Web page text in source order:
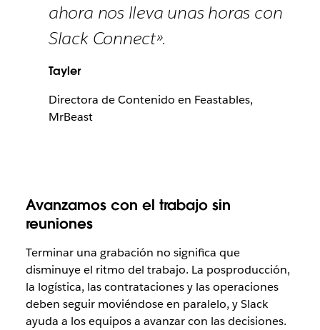
ahora nos lleva unas horas con
Slack Connect».
Tayler
Directora de Contenido en Feastables,
MrBeast
Avanzamos con el trabajo sin
reuniones
Terminar una grabación no significa que
disminuye el ritmo del trabajo. La posproducción,
la logística, las contrataciones y las operaciones
deben seguir moviéndose en paralelo, y Slack
ayuda a los equipos a avanzar con las decisiones.